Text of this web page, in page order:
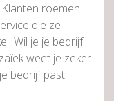
roemen
die ze
Wil je je bedrijf
weet je zeker
bedrijf past!